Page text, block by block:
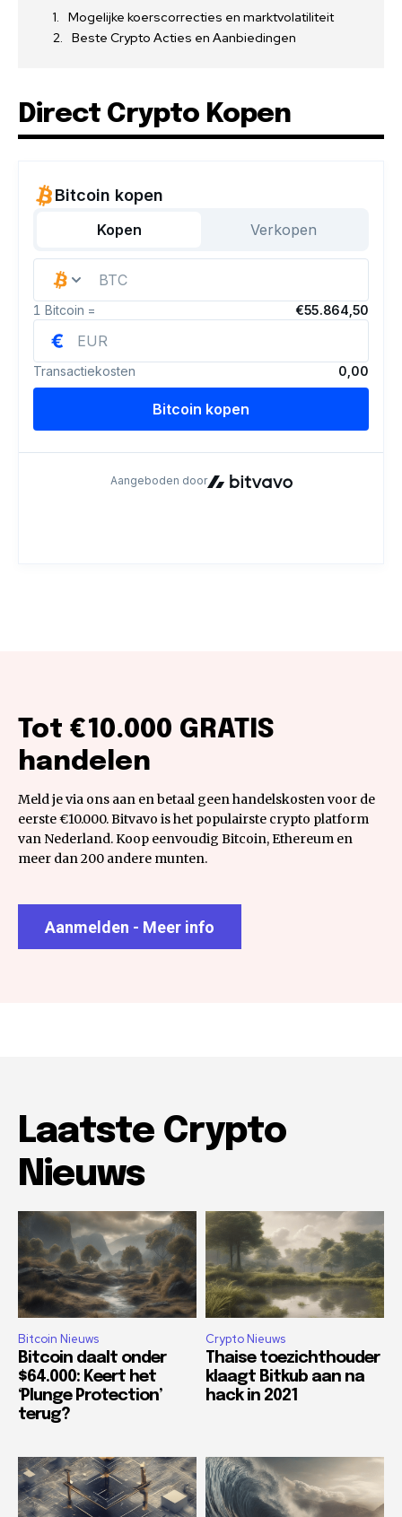
Mogelijke koerscorrecties en marktvolatiliteit
Beste Crypto Acties en Aanbiedingen
Direct Crypto Kopen
Tot €10.000 GRATIS
handelen
Meld je via ons aan en betaal geen handelskosten voor de
eerste €10.000. Bitvavo is het populairste crypto platform
van Nederland. Koop eenvoudig Bitcoin, Ethereum en
meer dan 200 andere munten.
Aanmelden - Meer info
Laatste Crypto
Nieuws
Bitcoin Nieuws
Bitcoin daalt onder
$64.000: Keert het
‘Plunge Protection’
terug?
Crypto Nieuws
Thaise toezichthouder
klaagt Bitkub aan na
hack in 2021